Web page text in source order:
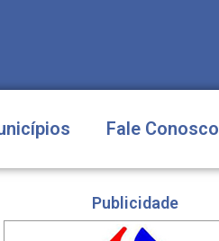
Fale Conosco
Publicidade